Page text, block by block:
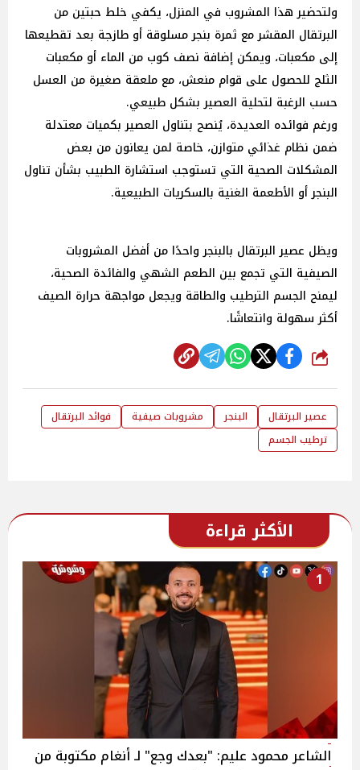
ولتحضير هذا المشروب في المنزل، يكفي خلط حبتين من
البرتقال المقشر مع ثمرة بنجر مسلوقة أو طازجة بعد تقطيعها
إلى مكعبات، ويمكن إضافة نصف كوب من الماء أو مكعبات
الثلج للحصول على قوام منعش، مع ملعقة صغيرة من العسل
حسب الرغبة لتحلية العصير بشكل طبيعي.
ورغم فوائده العديدة، يُنصح بتناول العصير بكميات معتدلة
ضمن نظام غذائي متوازن، خاصة لمن يعانون من بعض
المشكلات الصحية التي تستوجب استشارة الطبيب بشأن تناول
البنجر أو الأطعمة الغنية بالسكريات الطبيعية.
ويظل عصير البرتقال بالبنجر واحدًا من أفضل المشروبات
الصيفية التي تجمع بين الطعم الشهي والفائدة الصحية،
ليمنح الجسم الترطيب والطاقة ويجعل مواجهة حرارة الصيف
أكثر سهولة وانتعاشًا.
شارك
عصير البرتقال البنجر مشروبات صيفية
فوائد البرتقال
ترطيب الجسم
الأكثر قراءة
1
الشاعر محمود عليم: "بعدك وجع" لـ أنغام مكتوبة من